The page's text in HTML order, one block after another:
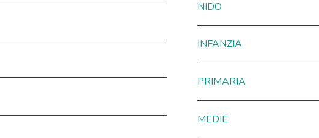
NIDO
INFANZIA
PRIMARIA
MEDIE